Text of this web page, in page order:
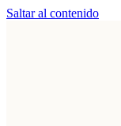
Saltar al contenido